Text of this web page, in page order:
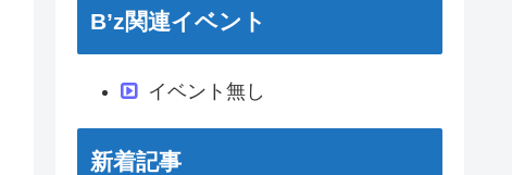
B’z関連イベント
イベント無し
新着記事